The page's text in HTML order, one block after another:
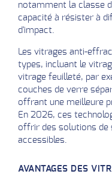
notamment la classe
capacité à résister à
d'impact.
Les vitrages anti-
types, incluant le
vitrage feuilleté, par
couches de verre
offrant une meilleure
En 2026, ces
offrir des solutions de
accessibles.
AVANTAGES DES